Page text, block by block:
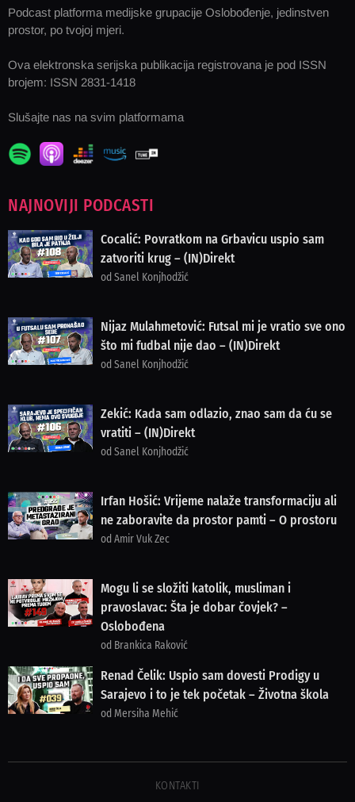
Podcast platforma medijske grupacije Oslobođenje, jedinstven
prostor, po tvojoj mjeri.
Ova elektronska serijska publikacija registrovana je pod ISSN
brojem: ISSN 2831-1418
Slušajte nas na svim platformama
NAJNOVIJI PODCASTI
Cocalić: Povratkom na Grbavicu uspio sam
zatvoriti krug – (IN)Direkt
od Sanel Konjhodžić
Nijaz Mulahmetović: Futsal mi je vratio sve ono
što mi fudbal nije dao – (IN)Direkt
od Sanel Konjhodžić
Zekić: Kada sam odlazio, znao sam da ću se
vratiti – (IN)Direkt
od Sanel Konjhodžić
Irfan Hošić: Vrijeme nalaže transformaciju ali
ne zaboravite da prostor pamti – O prostoru
od Amir Vuk Zec
Mogu li se složiti katolik, musliman i
pravoslavac: Šta je dobar čovjek? –
Oslobođena
od Brankica Raković
Renad Čelik: Uspio sam dovesti Prodigy u
Sarajevo i to je tek početak – Životna škola
od Mersiha Mehić
KONTAKTI